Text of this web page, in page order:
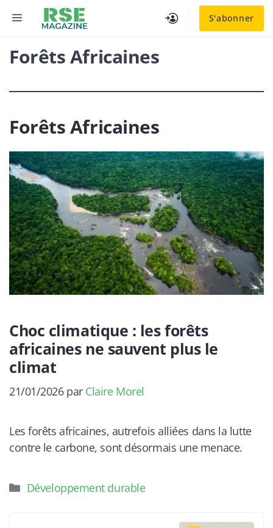
S'abonner
MENU
Forêts Africaines
Forêts Africaines
Choc climatique : les forêts
africaines ne sauvent plus le
climat
21/01/2026 par Claire Morel
Les forêts africaines, autrefois alliées dans la lutte
contre le carbone, sont désormais une menace.
Catégories
Développement durable